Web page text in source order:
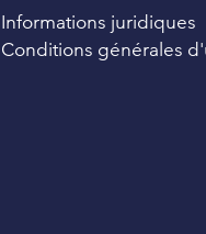
Informations juridiques
Conditions générales